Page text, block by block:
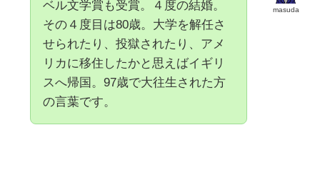
masuda
ベル文学賞も受賞。４度の結婚。
その４度目は80歳。大学を解任さ
せられたり、投獄されたり、アメ
リカに移住したかと思えばイギリ
スへ帰国。97歳で大往生された方
の言葉です。